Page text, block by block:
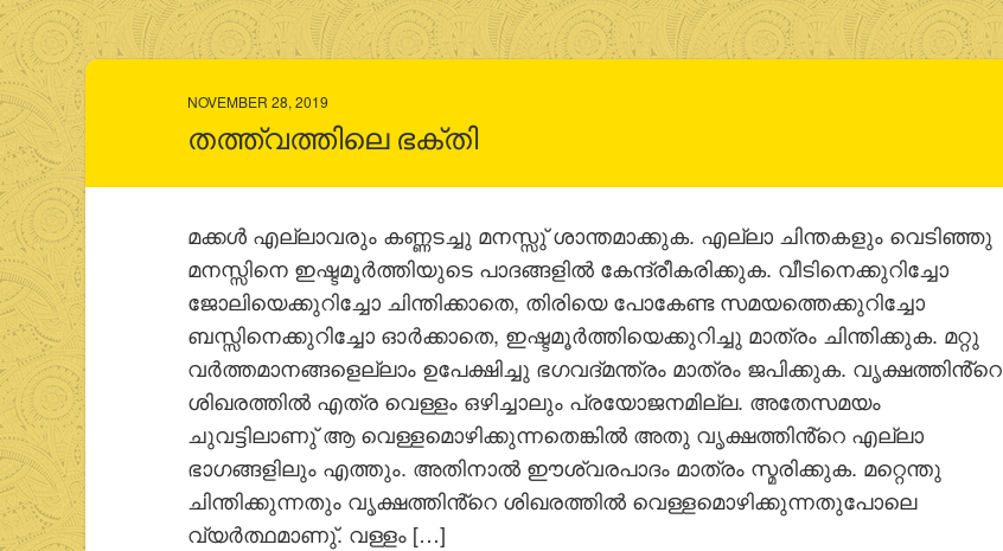
NOVEMBER 28, 2019
തത്ത്വത്തിലെ ഭക്തി
മക്കള്‍ എല്ലാവരും കണ്ണടച്ചു മനസ്സു് ശാന്തമാക്കുക. എല്ലാ ചിന്തകളും വെടിഞ്ഞു
മനസ്സിനെ ഇഷ്ടമൂര്‍ത്തിയുടെ പാദങ്ങളില്‍ കേന്ദ്രീകരിക്കുക. വീടിനെക്കുറിച്ചോ
ജോലിയെക്കുറിച്ചോ ചിന്തിക്കാതെ, തിരിയെ പോകേണ്ട സമയത്തെക്കുറിച്ചോ
ബസ്സിനെക്കുറിച്ചോ ഓര്‍ക്കാതെ, ഇഷ്ടമൂര്‍ത്തിയെക്കുറിച്ചു മാത്രം ചിന്തിക്കുക. മറ്റു
വര്‍ത്തമാനങ്ങളെല്ലാം ഉപേക്ഷിച്ചു ഭഗവദ്മന്ത്രം മാത്രം ജപിക്കുക. വൃക്ഷത്തിൻ്റെ
ശിഖരത്തില്‍ എത്ര വെള്ളം ഒഴിച്ചാലും പ്രയോജനമില്ല. അതേസമയം
ചുവട്ടിലാണു് ആ വെള്ളമൊഴിക്കുന്നതെങ്കില്‍ അതു വൃക്ഷത്തിൻ്റെ എല്ലാ
ഭാഗങ്ങളിലും എത്തും. അതിനാല്‍ ഈശ്വരപാദം മാത്രം സ്മരിക്കുക. മറ്റെന്തു
ചിന്തിക്കുന്നതും വൃക്ഷത്തിൻ്റെ ശിഖരത്തില്‍ വെള്ളമൊഴിക്കുന്നതുപോലെ
വ്യര്‍ത്ഥമാണു്. വള്ളം […]